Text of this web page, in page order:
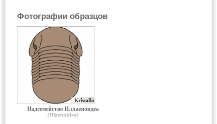
Фотографии образцов
Надсемейство Иллаеноидеа
(Illaenoidea)